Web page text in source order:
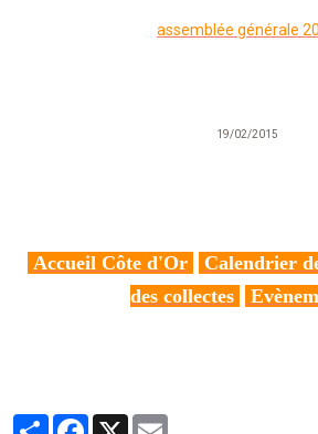
assemblée générale
19/02/2015
Accueil Côte d'Or Calendrier
des collectes
PartagerFacebook
X